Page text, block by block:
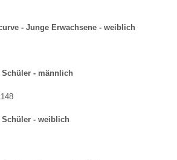
- Junge Erwachsene - weiblich
Schüler - männlich
Schüler - weiblich